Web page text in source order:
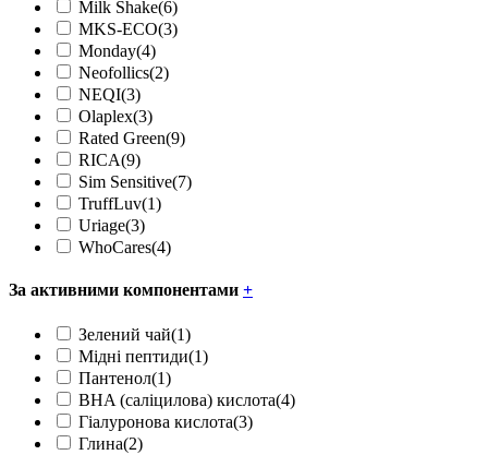
Milk Shake(6)
MKS-ECO(3)
Monday(4)
Neofollics(2)
NEQI(3)
Olaplex(3)
Rated Green(9)
RICA(9)
Sim Sensitive(7)
TruffLuv(1)
Uriage(3)
WhoCares(4)
За активними компонентами +
Зелений чай(1)
Мідні пептиди(1)
Пантенол(1)
BHA (саліцилова) кислота(4)
Гіалуронова кислота(3)
Глина(2)